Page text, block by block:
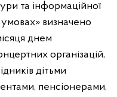
та інформаційної
умовах» визначено
днем
організацій,
дітьми
пенсіонерами,